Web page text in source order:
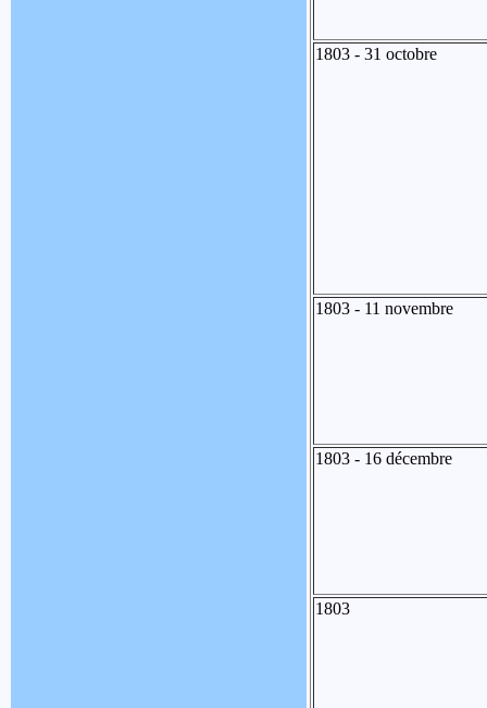
1803 - 31 octobre
1803 - 11 novembre
1803 - 16 décembre
1803